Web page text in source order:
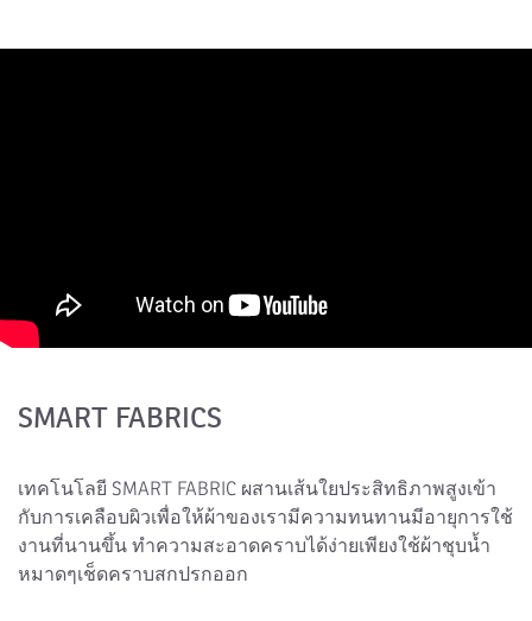
SMART FABRICS
เทคโนโลยี SMART FABRIC ผสานเส้นใยประสิทธิภาพสูงเข้า
กับการเคลือบผิวเพื่อให้ผ้าของเรามีความทนทานมีอายุการใช้
งานที่นานขึ้น ทำความสะอาดคราบได้ง่ายเพียงใช้ผ้าชุบน้ำ
หมาดๆเช็ดคราบสกปรกออก